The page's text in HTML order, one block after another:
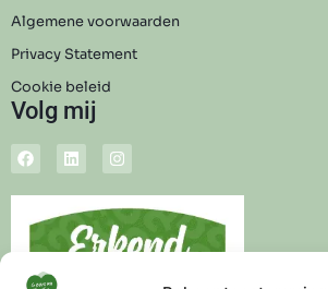
Algemene voorwaarden
Privacy Statement
Cookie beleid
Volg mij